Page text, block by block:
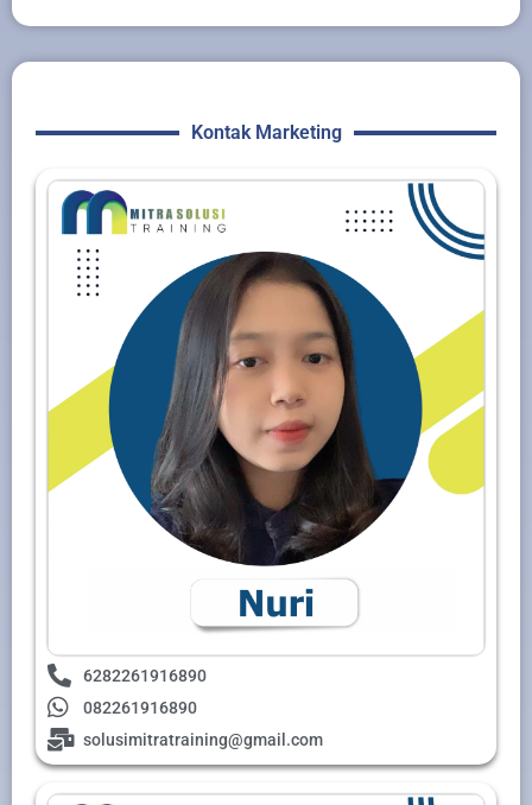
Kontak Marketing
6282261916890
082261916890
solusimitratraining@gmail.com